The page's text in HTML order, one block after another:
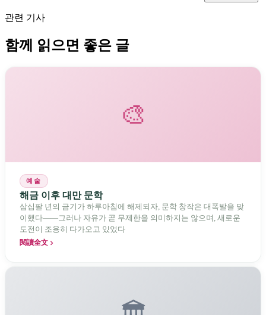
관련 기사
함께 읽으면 좋은 글
🎨
예술
해금 이후 대만 문학
삼십팔 년의 금기가 하루아침에 해제되자, 문학 창작은 대폭발을 맞
이했다——그러나 자유가 곧 무제한을 의미하지는 않으며, 새로운
도전이 조용히 다가오고 있었다
閱讀全文